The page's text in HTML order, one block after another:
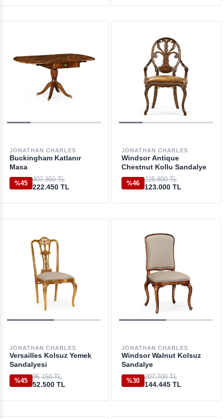
JONATHAN CHARLES
Buckingham Katlanır
Masa
%45
407.350 TL
222.450 TL
JONATHAN CHARLES
Windsor Antique
Chestnut Kollu Sandalye
%46
225.800 TL
123.000 TL
JONATHAN CHARLES
Versailles Kolsuz Yemek
Sandalyesi
%45
96.150 TL
52.500 TL
JONATHAN CHARLES
Windsor Walnut Kolsuz
Sandalye
%30
207.700 TL
144.445 TL